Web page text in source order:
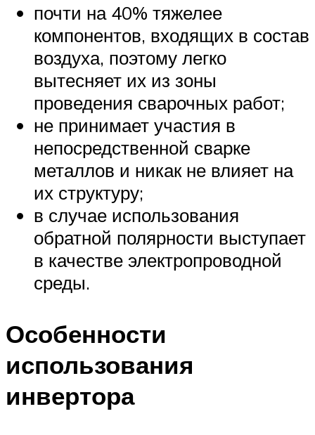
почти на 40% тяжелее
компонентов, входящих в состав
воздуха, поэтому легко
вытесняет их из зоны
проведения сварочных работ;
не принимает участия в
непосредственной сварке
металлов и никак не влияет на
их структуру;
в случае использования
обратной полярности выступает
в качестве электропроводной
среды.
Особенности
использования
инвертора